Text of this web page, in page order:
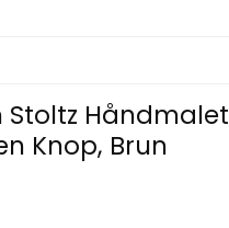
Stoltz Håndmalet
Knop, Brun